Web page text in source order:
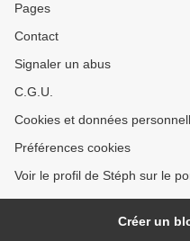
Pages
Contact
Signaler un abus
C.G.U.
Cookies et données
Préférences cookies
Voir le profil de Stéph sur le
Créer un